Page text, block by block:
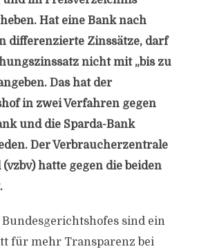
Hat eine Bank nach
differenzierte Zinssätze, darf
nicht mit „bis zu
Das hat der
in zwei Verfahren gegen
und die Sparda-Bank
Der Verbraucherzentrale
hatte gegen die beiden
Bundesgerichtshofes sind ein
für mehr Transparenz bei